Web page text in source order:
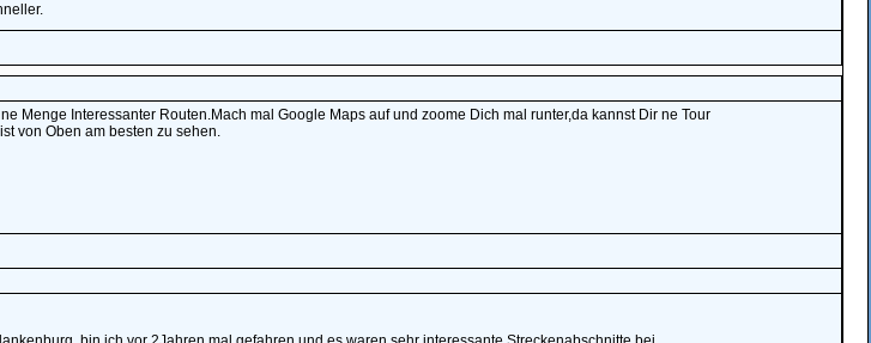
Menge Interessanter Routen.Mach mal Google Maps auf und zoome Dich mal runter,da kannst Dir ne Tour
von Oben am besten zu sehen.